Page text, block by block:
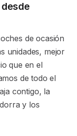
de ocasión
unidades, mejor
que en el
de todo el
contigo, la
y los